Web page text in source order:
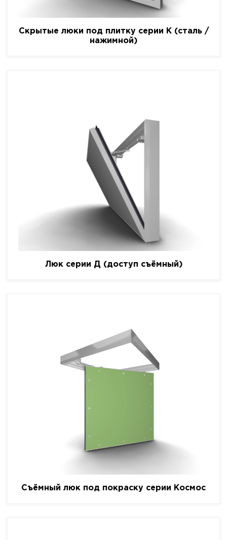
Скрытые люки под плитку серии K (сталь /
нажимной)
Люк серии Д (доступ съёмный)
Съёмный люк под покраску серии Космос